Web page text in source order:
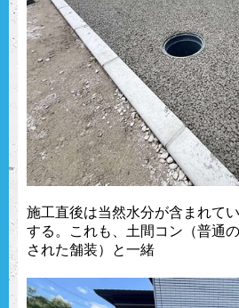
施工直後は当然水分が含まれて
する。これも、土間コン（普通
された舗装）と一緒